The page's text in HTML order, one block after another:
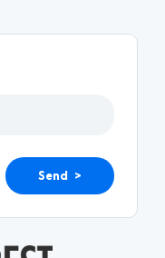
Send >